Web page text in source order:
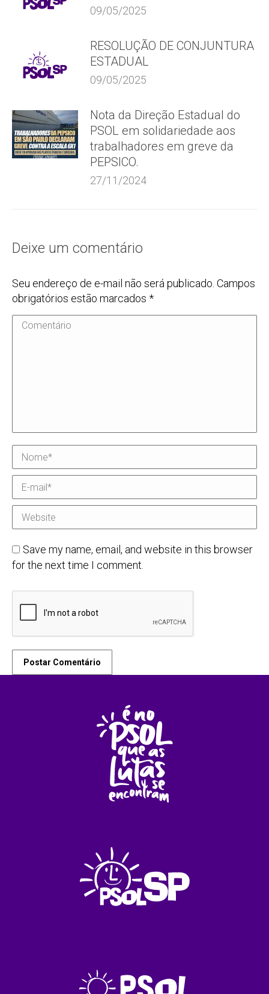
09/05/2025
RESOLUÇÃO DE CONJUNTURA
ESTADUAL
09/05/2025
Nota da Direção Estadual do
PSOL em solidariedade aos
trabalhadores em greve da
PEPSICO.
27/11/2024
Deixe um comentário
Seu endereço de e-mail não será publicado. Campos
obrigatórios estão marcados *
Comentário
Nome *
E-mail *
Website
Save my name, email, and website in this browser
for the next time I comment.
Postar Comentário